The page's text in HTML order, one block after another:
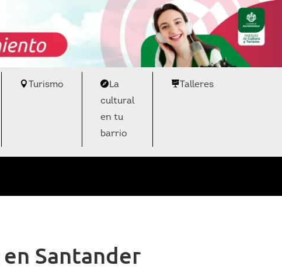
Turismo
La
cultural
en tu
barrio
Talleres
Santander